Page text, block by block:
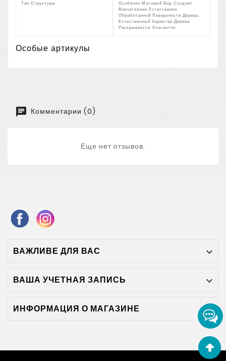
Тип Структуры
Особенно Матовый Вид Создает
Впечатление Естественно
Обработанной Поверхности Дерева.
Естественный Характер Дерева
Раскрывается Элегантно.
Особые артикулы
Комментарии (0)
Еще нет отзывов.
ВАЖЛИВЕ ДЛЯ ВАС 
ВАША УЧЕТНАЯ ЗАПИСЬ 
ИНФОРМАЦИЯ О МАГАЗИНЕ 